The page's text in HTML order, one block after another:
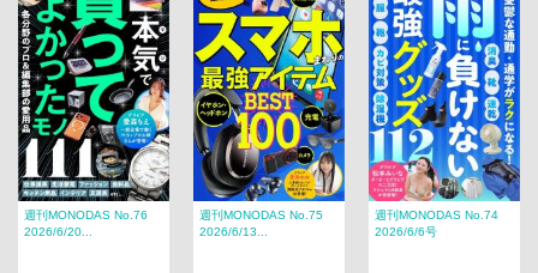
週刊MONODAS No.76
2026/6/20...
週刊MONODAS No.75
2026/6/13...
週刊MONODAS No.74
2026/6/6号